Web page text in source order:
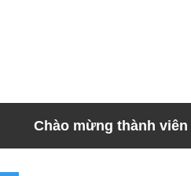
Chào mừng thành viên